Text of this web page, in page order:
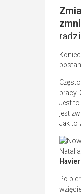
pracy.
Jest to
jest
Jak to
Po